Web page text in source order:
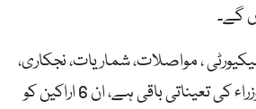
گے۔
، مواصلات، شماریات، نجکاری،
آبی وسائل اور پاور کے وزراء کی تعیناتی باقی ہے، ان 6 اراکین کو